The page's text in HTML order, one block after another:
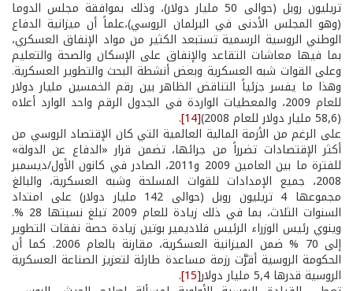
تريليون روبل (حوالى 50 مليار دولار)، وذلك بموافقة مجلس الدوما
(وهو المجلس الأدنى في البرلمان الروسي)،علماً أن ميزانية الدفاع
الوطني الروسية الرسمية تستبعد الكثير من مواد الإنفاق العسكري،
بما فيها معاشات التقاعد والإنفاق على الإسكان والصحة والتعليم
وعلى القوات شبه العسكرية وبعض أنشطة البحث والتطوير العسكرية.
وهذا ما يفسر جزئياً التناقض الظاهر بين رقم الخمسين مليار دولار
للعام 2009، والمعطيات الواردة في الجدول الرقم واحد الوارد أعلاه
(58,6 مليار دولار للعام 2008) [14]
.
على الرغم من الأزمة المالية العالمية التي كان الإقتصاد الروسي من
أكثر الإقتصادات تضرراً من جرائها، تضمن قرار «الدفاع عن الدولة»
للفترة ما بين العامين 2009 و2011، الصادر في كانون الأول/ديسمبر
2008، جميع الإمدادات للقوات المسلحة وشبه العسكرية، والبالغ
مجموعها 4 تريليون روبل (حوالى 142 مليار دولار) على امتداد
السنوات الثلاث، بما في ذلك زيادة للعام 2009 تبلغ نسبتها 28 %.
وينوي رئيس الوزراء الرئيس فلاديمير بوتين زيادة حصة نفقات التطوير
إلى 70 % ضمن الميزانية العسكرية، مقارنة بالعام 2006. كما أن
الحكومة الروسية أقرَّت رزمة مساعدة طارئة لتعزيز الصناعة العسكرية
الروسية قدرها 5,4 مليار دولار [15]
.